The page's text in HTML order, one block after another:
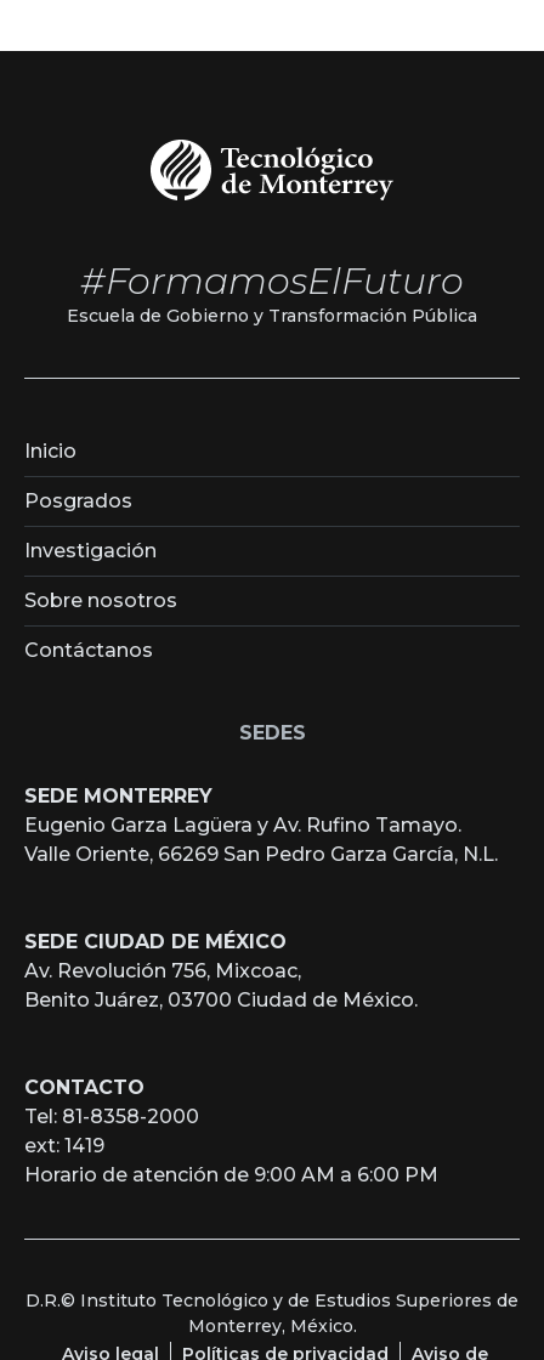
#FormamosElFuturo
Escuela de Gobierno y Transformación Pública
Inicio
Posgrados
Investigación
Sobre nosotros
Contáctanos
SEDES
SEDE MONTERREY
Eugenio Garza Lagüera y Av. Rufino Tamayo.
Valle Oriente, 66269 San Pedro Garza García, N.L.
SEDE CIUDAD DE MÉXICO
Av. Revolución 756, Mixcoac,
Benito Juárez, 03700 Ciudad de México.
CONTACTO
Tel: 81-8358-2000
ext: 1419
Horario de atención de 9:00 AM a 6:00 PM
D.R.© Instituto Tecnológico y de Estudios Superiores de
Monterrey, México.
Aviso legal
Políticas de privacidad Aviso de